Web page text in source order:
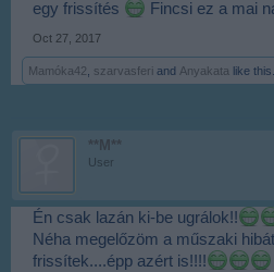
egy frissítés
Fincsi ez a mai
Oct 27, 2017
Mamóka42 szarvasferi and Anyakata like this.
**M**
User
Én csak lazán ki-be ugrálok!!
Néha megelőzöm a műszaki
frissítek....épp azért is!!!!